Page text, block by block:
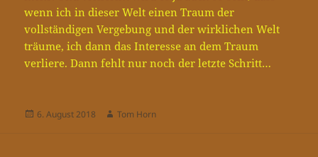
wenn ich in dieser Welt einen Traum der
vollständigen Vergebung und der wirklichen Welt
träume, ich dann das Interesse an dem Traum
verliere. Dann fehlt nur noch der letzte Schritt…
Veröffentlicht
6. August 2018 Autor
Tom Horn